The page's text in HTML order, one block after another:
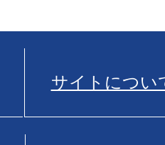
サイトについ